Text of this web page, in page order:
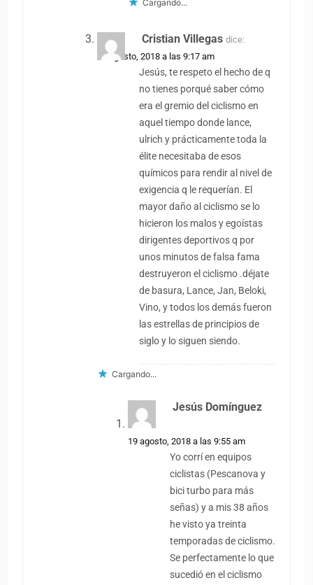
Cargando...
Cristian Villegas dice:
19 agosto, 2018 a las 9:17 am
Jesús, te respeto el hecho de q
no tienes porqué saber cómo
era el gremio del ciclismo en
aquel tiempo donde lance,
ulrich y prácticamente toda la
élite necesitaba de esos
químicos para rendir al nivel de
exigencia q le requerían. El
mayor daño al ciclismo se lo
hicieron los malos y egoístas
dirigentes deportivos q por
unos minutos de falsa fama
destruyeron el ciclismo .déjate
de basura, Lance, Jan, Beloki,
Vino, y todos los demás fueron
las estrellas de principios de
siglo y lo siguen siendo.
Cargando...
Jesús Domínguez
dice:
19 agosto, 2018 a las 9:55 am
Yo corrí en equipos
ciclistas (Pescanova y
bici turbo para más
señas) y a mis 38 años
he visto ya treinta
temporadas de ciclismo.
Se perfectamente lo que
sucedió en el ciclismo